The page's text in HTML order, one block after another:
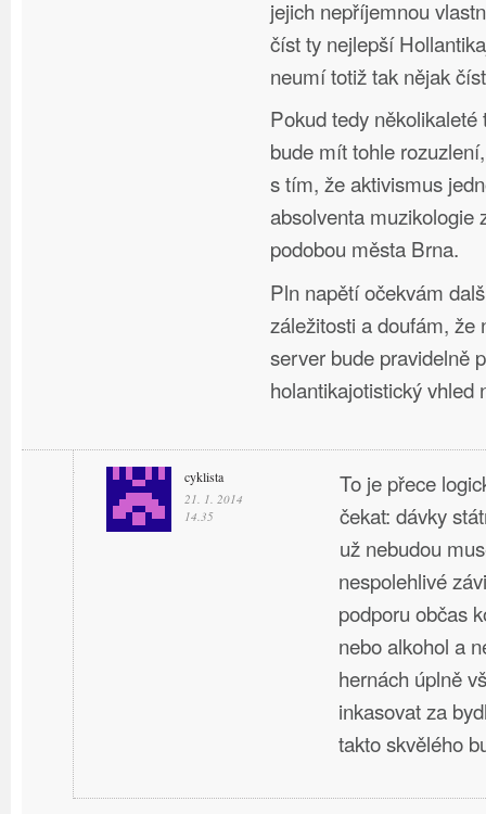
jejich nepříjemnou
číst ty nejlepší
neumí totiž tak nějak
Pokud tedy
bude mít tohle
s tím, že aktivismus
absolventa muzikologie
podobou města Brna.
Pln napětí očekvám
záležitosti a doufám, že
server bude pravidelně
holantikajotistický vhled
cyklista
21. 1. 2014
14.35
To je přece
čekat: dávky
už nebudou
nespolehlivé
podporu občas
nebo alkohol a
hernách úplně
inkasovat za
takto skvělého